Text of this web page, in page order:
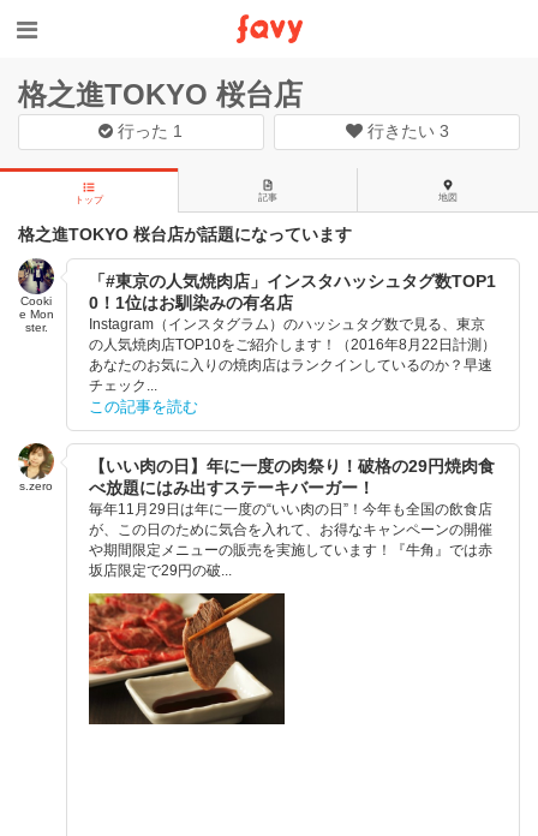
格之進TOKYO 桜台店
行った 1 行きたい 3
トップ 記事 地図
格之進TOKYO 桜台店が話題になっています
Cooki
e Mon
ster.
「#東京の人気焼肉店」インスタハッシュタグ数TOP1
0！1位はお馴染みの有名店
Instagram（インスタグラム）のハッシュタグ数で見る、東京
の人気焼肉店TOP10をご紹介します！（2016年8月22日計測）
あなたのお気に入りの焼肉店はランクインしているのか？早速
チェック...
この記事を読む
s.zero
【いい肉の日】年に一度の肉祭り！破格の29円焼肉食
べ放題にはみ出すステーキバーガー！
毎年11月29日は年に一度の“いい肉の日”！今年も全国の飲食店
が、この日のために気合を入れて、お得なキャンペーンの開催
や期間限定メニューの販売を実施しています！『牛角』では赤
坂店限定で29円の破...